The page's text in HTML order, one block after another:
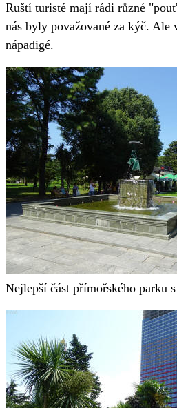
Ruští turisté mají rádi různé
nás byly považované za kýč. Ale
nápadigé.
Nejlepší část přímořského parku